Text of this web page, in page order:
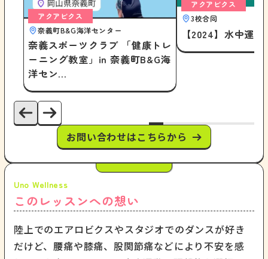
アクアビクス
奈義町B&G海洋センター
奈義スポーツクラブ 「健康トレ
ーニング教室」in 奈義町B&G海
洋セン…
アクアビクス
3校合同
【2024】水中運
お問い合わせはこちらから
このレッスンへの想い
陸上でのエアロビクスやスタジオでのダンスが好き
だけど、腰痛や膝痛、股関節痛などにより不安を感